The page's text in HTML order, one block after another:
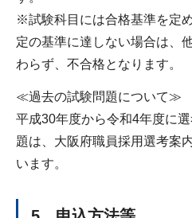
※試験科目には合格基準を定
定の基準に達しない場合は、
わらず、不合格となります。
≪過去の試験問題について≫
平成30年度から令和4年度に
題は、大阪府職員採用選考案
います。